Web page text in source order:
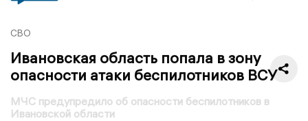
СВО
Ивановская область попала в зону
опасности атаки беспилотников ВСУ
МЧС предупредило об опасности беспилотников в
Ивановской области